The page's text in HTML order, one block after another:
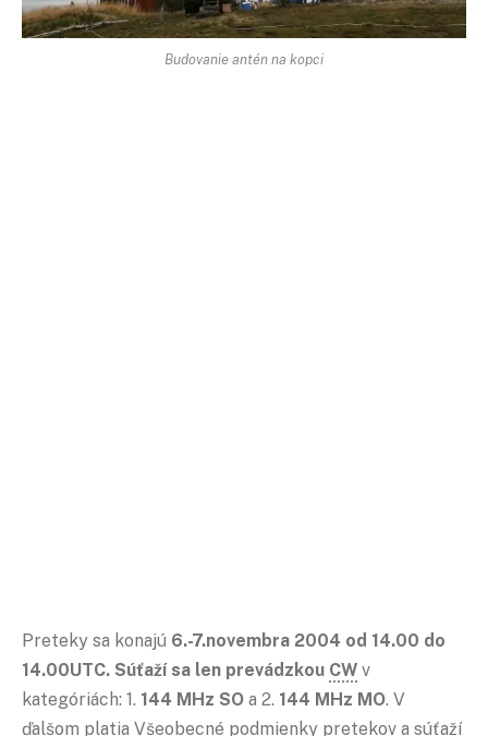
Budovanie antén na kopci
Preteky sa konajú 6.-7.novembra 2004 od 14.00 do
14.00UTC. Súťaží sa len prevádzkou CW v
kategóriách: 1. 144 MHz SO a 2. 144 MHz MO. V
ďalšom platia Všeobecné podmienky pretekov a súťaží